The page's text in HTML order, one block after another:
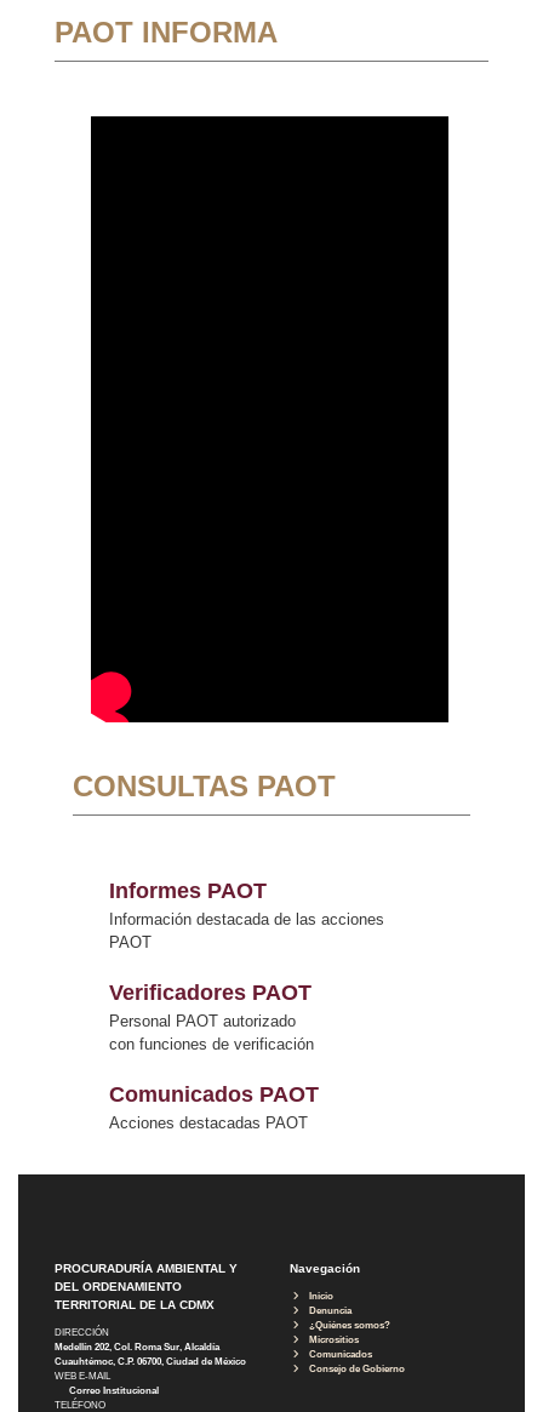
PAOT INFORMA
CONSULTAS PAOT
Informes PAOT
Información destacada de las acciones
PAOT
Verificadores PAOT
Personal PAOT autorizado
con funciones de verificación
Comunicados PAOT
Acciones destacadas PAOT
PROCURADURÍA AMBIENTAL Y
DEL ORDENAMIENTO
TERRITORIAL DE LA CDMX
DIRECCIÓN
Medellín 202, Col. Roma Sur, Alcaldía
Cuauhtémoc, C.P. 06700, Ciudad de México
WEB E-MAIL
Correo Institucional
TELÉFONO
Navegación
Inicio
Denuncia
¿Quiénes somos?
Micrositios
Comunicados
Consejo de Gobierno